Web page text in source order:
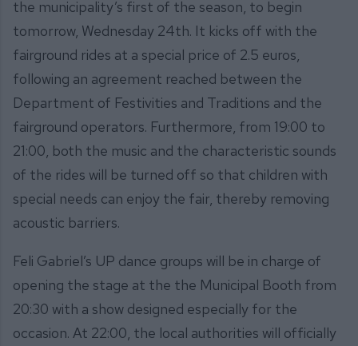
the municipality’s first of the season, to begin
tomorrow, Wednesday 24th. It kicks off with the
fairground rides at a special price of 2.5 euros,
following an agreement reached between the
Department of Festivities and Traditions and the
fairground operators. Furthermore, from 19:00 to
21:00, both the music and the characteristic sounds
of the rides will be turned off so that children with
special needs can enjoy the fair, thereby removing
acoustic barriers.
Feli Gabriel’s UP dance groups will be in charge of
opening the stage at the the Municipal Booth from
20:30 with a show designed especially for the
occasion. At 22:00, the local authorities will officially